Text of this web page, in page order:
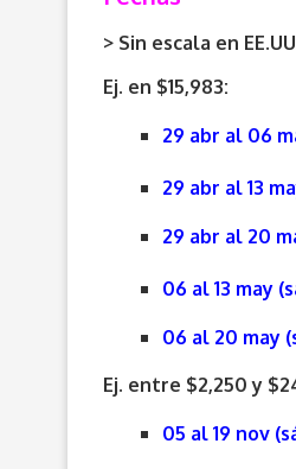
> Sin escala en EE.UU
Ej. en $15,983:
29 abr al 06
29 abr al 13
29 abr al 20
06 al 13 may
06 al 20 may
Ej. entre $2,250 y
05 al 19 nov